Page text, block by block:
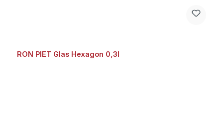
RON PIET Glas Hexagon 0,3l